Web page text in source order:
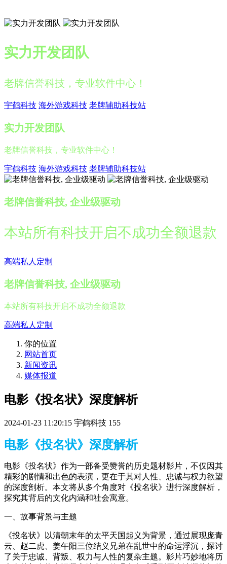
实力开发团队
老牌信誉科技，专业软件中心！
宇鹤科技 海外游戏科技 老牌辅助科技站
实力开发团队
老牌信誉科技，专业软件中心！
宇鹤科技 海外游戏科技 老牌辅助科技站
老牌信誉科技, 企业级驱动
本站所有科技开启不成功全额退款
高端私人定制
老牌信誉科技, 企业级驱动
本站所有科技开启不成功全额退款
高端私人定制
你的位置
网站首页
新闻资讯
媒体报道
电影《投名状》深度解析
2024-01-23 11:20:15 宇鹤科技 155
电影《投名状》深度解析
电影《投名状》作为一部备受赞誉的历史题材影片，不仅因其
精彩的剧情和出色的表演，更在于其对人性、忠诚与权力欲望
的深度剖析。本文将从多个角度对《投名状》进行深度解析，
探究其背后的文化内涵和社会寓意。
一、故事背景与主题
《投名状》以清朝末年的太平天国起义为背景，通过展现庞青
云、赵二虎、姜午阳三位结义兄弟在乱世中的命运浮沉，探讨
了关于忠诚、背叛、权力与人性的复杂主题。影片巧妙地将历